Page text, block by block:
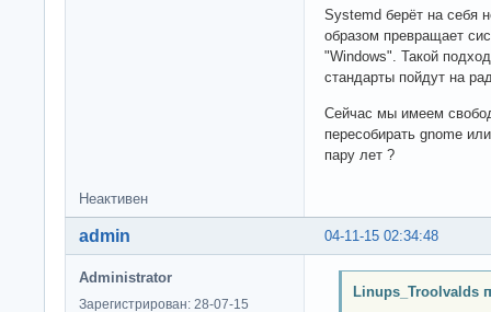
Systemd берёт на себя
образом превращает
"Windows". Такой
стандарты пойдут на
Сейчас мы имеем
пересобирать gnome
пару лет ?
Неактивен
04-11-15 02:34:48
admin
Administrator
Зарегистрирован: 28-07-15
Linups_Troolvalds